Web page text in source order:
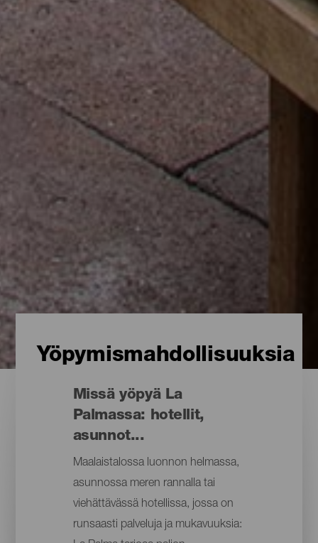
Yöpymismahdollisuuksia
Missä yöpyä La
Palmassa: hotellit,
asunnot...
Maalaistalossa luonnon helmassa,
asunnossa meren rannalla tai
viehättävässä hotellissa, jossa on
runsaasti palveluja ja mukavuuksia: